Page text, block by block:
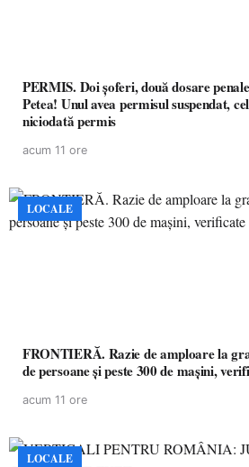
PERMIS. Doi șoferi, două dosare
Petea! Unul avea permisul suspendat,
niciodată permis
acum 11 ore
LOCALE
FRONTIERĂ. Razie de amploare la
de persoane și peste 300 de mașini,
acum 11 ore
LOCALE